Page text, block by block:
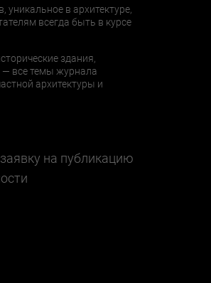
уникальное в архитектуре,
всегда быть в курсе
здания,
— все темы журнала
архитектуры и
на публикацию